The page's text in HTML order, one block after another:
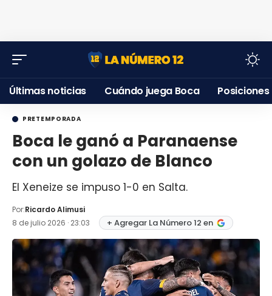
Últimas noticias Cuándo juega Boca Posiciones
PRETEMPORADA
Boca le ganó a Paranaense
con un golazo de Blanco
El Xeneize se impuso 1-0 en Salta.
Por:Ricardo Alimusi
8 de julio 2026 · 23:03
+ Agregar La Número 12 en